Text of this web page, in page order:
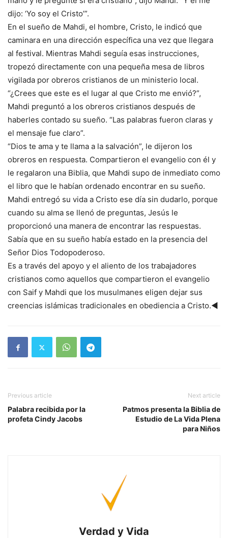
dijo: ‘Yo soy el Cristo’”.
En el sueño de Mahdi, el hombre, Cristo, le indicó que
caminara en una dirección específica una vez que llegara
al festival. Mientras Mahdi seguía esas instrucciones,
tropezó directamente con una pequeña mesa de libros
vigilada por obreros cristianos de un ministerio local.
“¿Crees que este es el lugar al que Cristo me envió?”,
Mahdi preguntó a los obreros cristianos después de
haberles contado su sueño. “Las palabras fueron claras y
el mensaje fue claro”.
“Dios te ama y te llama a la salvación”, le dijeron los
obreros en respuesta. Compartieron el evangelio con él y
le regalaron una Biblia, que Mahdi supo de inmediato como
el libro que le habían ordenado encontrar en su sueño.
Mahdi entregó su vida a Cristo ese día sin dudarlo, porque
cuando su alma se llenó de preguntas, Jesús le
proporcionó una manera de encontrar las respuestas.
Sabía que en su sueño había estado en la presencia del
Señor Dios Todopoderoso.
Es a través del apoyo y el aliento de los trabajadores
cristianos como aquellos que compartieron el evangelio
con Saif y Mahdi que los musulmanes eligen dejar sus
creencias islámicas tradicionales en obediencia a Cristo.◄
Previous article
Palabra recibida por la
profeta Cindy Jacobs
Next article
Patmos presenta la Biblia de
Estudio de La Vida Plena
para Niños
Verdad y Vida